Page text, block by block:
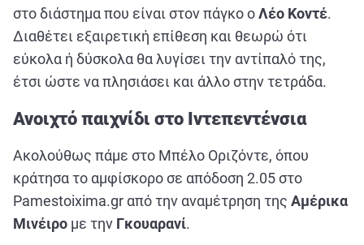
στο διάστημα που είναι στον πάγκο οΛέο Κοντέ.
Διαθέτει εξαιρετική επίθεση και θεωρώ ότι
εύκολα ή δύσκολα θα λυγίσει την αντίπαλό της,
έτσι ώστε να πλησιάσει και άλλο στην τετράδα.
Ανοιχτό παιχνίδι στο Ιντεπεντένσια
Ακολούθως πάμε στο Μπέλο Οριζόντε, όπου
κράτησα το αμφίσκορο σε απόδοση 2.05 στο
Pamestoixima.gr από την αναμέτρηση της Αμέρικα
Μινέιρο με την Γκουαρανί.